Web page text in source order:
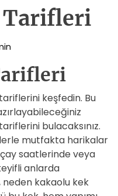
E
C
O
E
Tarifleri
keşfedin. Bu
bulacaksınız.
mutfakta harikalar
saatlerinde veya
anlarda
kakaolu kek